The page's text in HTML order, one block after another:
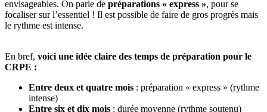
envisageables. On parle de préparations « express », pour se
focaliser sur l’essentiel ! Il est possible de faire de gros progrès mais
le rythme est intense.
En bref, voici une idée claire des temps de préparation pour le
CRPE :
Entre deux et quatre mois : préparation « express » (rythme
intense)
Entre six et dix mois : durée moyenne (rythme soutenu)